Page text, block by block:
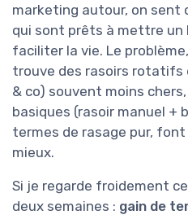
marketing autour, on sent
qui sont prêts à mettre un
faciliter la vie. Le
trouve des rasoirs rotatifs
& co) souvent moins
basiques (rasoir manuel +
termes de rasage pur,
mieux.
Si je regarde froidement
deux semaines : gain de